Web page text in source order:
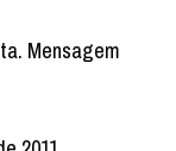
Mensagem